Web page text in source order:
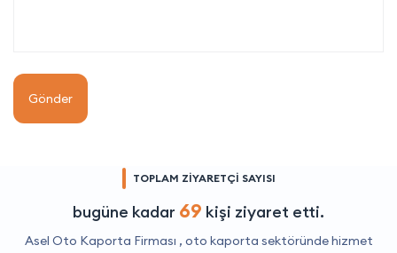
Gönder
TOPLAM ZİYARETÇİ SAYISI
bugüne kadar 69 kişi ziyaret etti.
Asel Oto Kaporta Firması , oto kaporta sektöründe hizmet